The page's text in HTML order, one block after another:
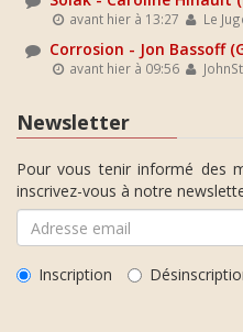
avant hier à 13:27 Le
Corrosion - Jon Bassoff
avant hier à 09:56
Newsletter
Pour vous tenir informé des
inscrivez-vous à notre
Inscription